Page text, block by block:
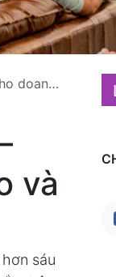
Việt
và
sáu